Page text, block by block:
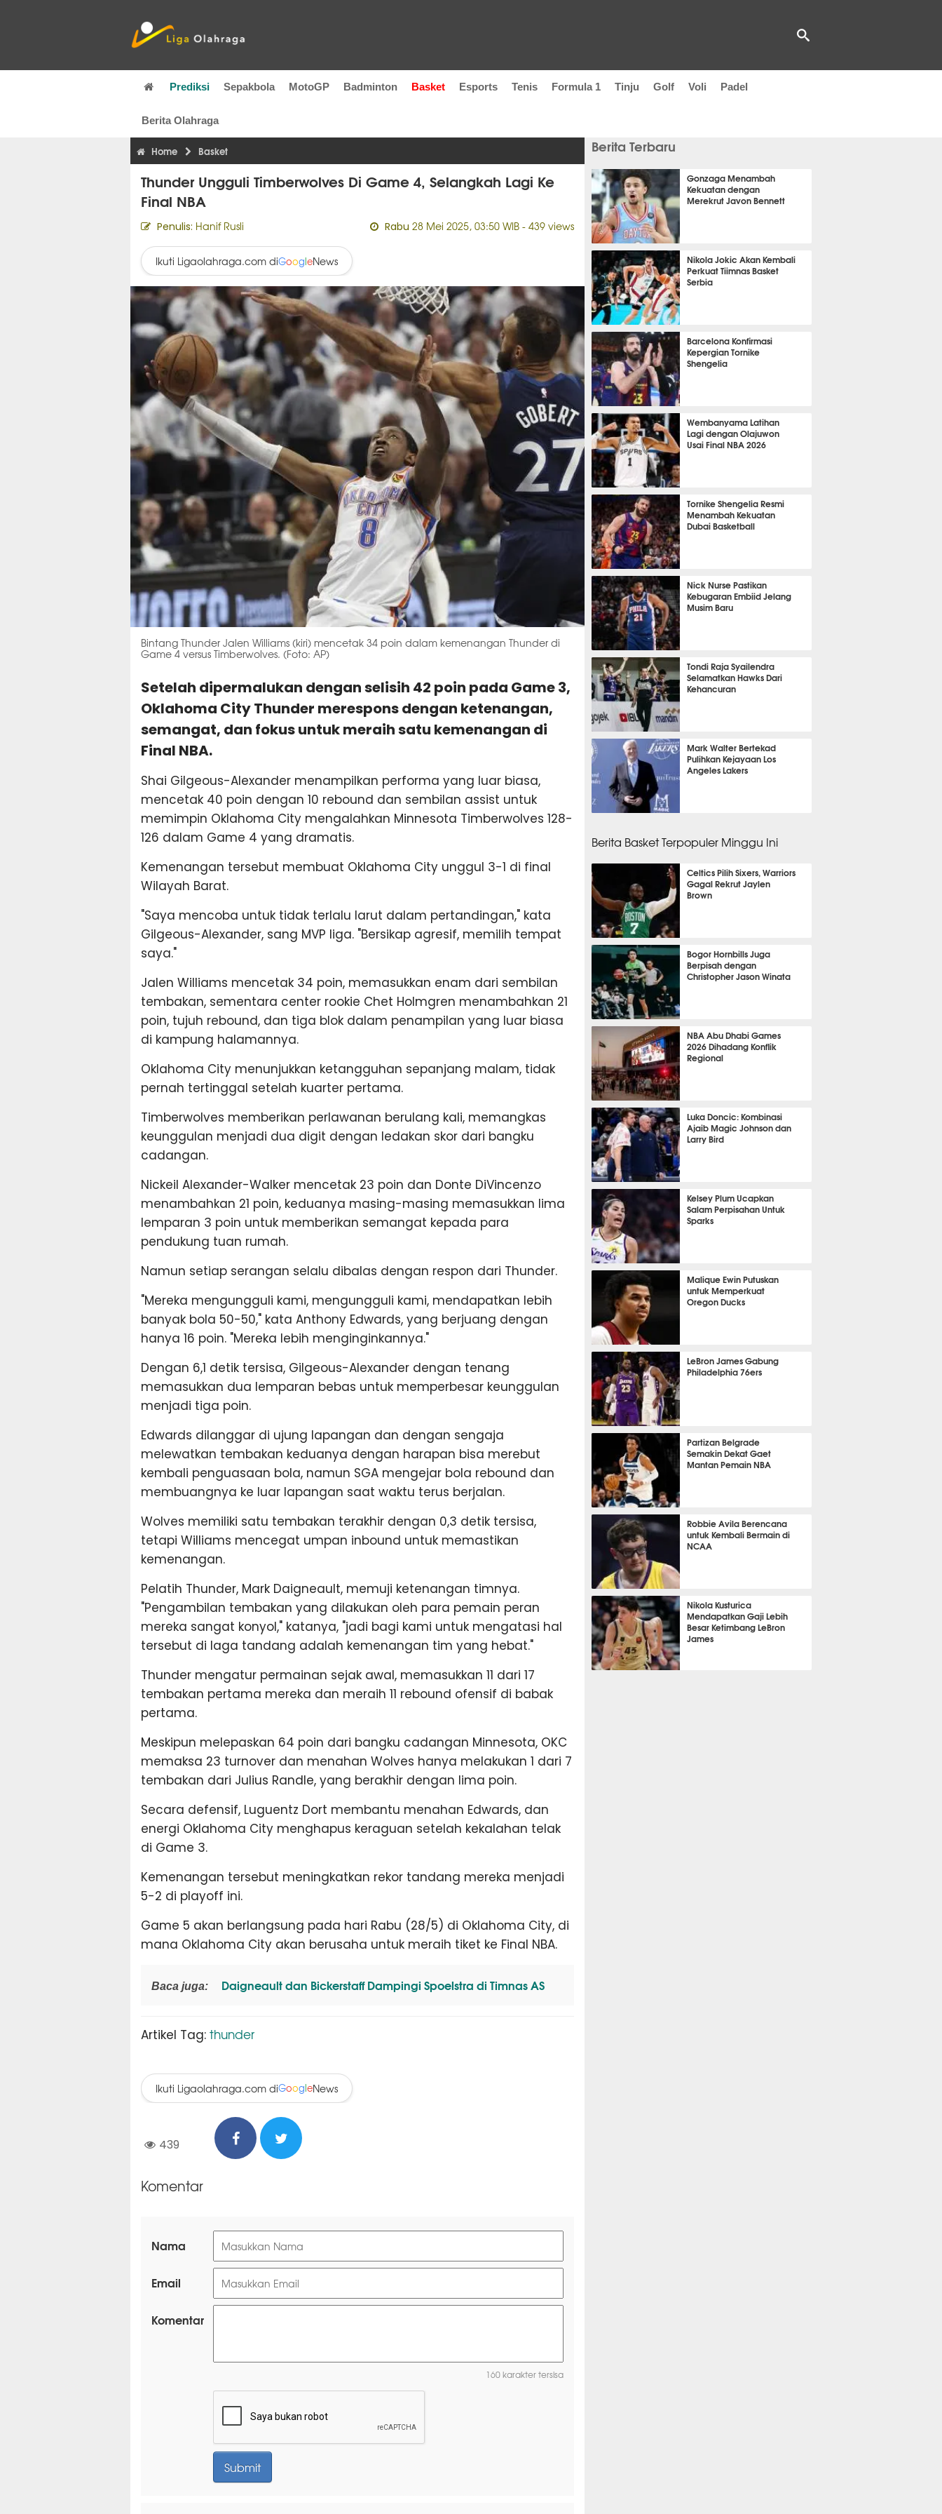
Prediksi Sepakbola MotoGP Badminton Basket Esports Tenis Formula 1 Tinju Golf Voli Padel
Berita Olahraga
Home Basket
Thunder Ungguli Timberwolves Di Game 4, Selangkah Lagi Ke
Final NBA
Penulis: Hanif Rusli Rabu 28 Mei 2025, 03:50 WIB- 439 views
Ikuti Ligaolahraga.com diGoogleNews
Bintang Thunder Jalen Williams (kiri) mencetak 34 poin dalam kemenangan Thunder di
Game 4 versus Timberwolves. (Foto: AP)
Setelah dipermalukan dengan selisih 42 poin pada Game 3,
Oklahoma City Thunder merespons dengan ketenangan,
semangat, dan fokus untuk meraih satu kemenangan di
Final NBA.
Shai Gilgeous-Alexander menampilkan performa yang luar biasa,
mencetak 40 poin dengan 10 rebound dan sembilan assist untuk
memimpin Oklahoma City mengalahkan Minnesota Timberwolves 128-
126 dalam Game 4 yang dramatis.
Kemenangan tersebut membuat Oklahoma City unggul 3-1 di final
Wilayah Barat.
"Saya mencoba untuk tidak terlalu larut dalam pertandingan," kata
Gilgeous-Alexander, sang MVP liga. "Bersikap agresif, memilih tempat
saya."
Jalen Williams mencetak 34 poin, memasukkan enam dari sembilan
tembakan, sementara center rookie Chet Holmgren menambahkan 21
poin, tujuh rebound, dan tiga blok dalam penampilan yang luar biasa
di kampung halamannya.
Oklahoma City menunjukkan ketangguhan sepanjang malam, tidak
pernah tertinggal setelah kuarter pertama.
Timberwolves memberikan perlawanan berulang kali, memangkas
keunggulan menjadi dua digit dengan ledakan skor dari bangku
cadangan.
Nickeil Alexander-Walker mencetak 23 poin dan Donte DiVincenzo
menambahkan 21 poin, keduanya masing-masing memasukkan lima
lemparan 3 poin untuk memberikan semangat kepada para
pendukung tuan rumah.
Namun setiap serangan selalu dibalas dengan respon dari Thunder.
"Mereka mengungguli kami, mengungguli kami, mendapatkan lebih
banyak bola 50-50," kata Anthony Edwards, yang berjuang dengan
hanya 16 poin. "Mereka lebih menginginkannya."
Dengan 6,1 detik tersisa, Gilgeous-Alexander dengan tenang
memasukkan dua lemparan bebas untuk memperbesar keunggulan
menjadi tiga poin.
Edwards dilanggar di ujung lapangan dan dengan sengaja
melewatkan tembakan keduanya dengan harapan bisa merebut
kembali penguasaan bola, namun SGA mengejar bola rebound dan
membuangnya ke luar lapangan saat waktu terus berjalan.
Wolves memiliki satu tembakan terakhir dengan 0,3 detik tersisa,
tetapi Williams mencegat umpan inbound untuk memastikan
kemenangan.
Pelatih Thunder, Mark Daigneault, memuji ketenangan timnya.
"Pengambilan tembakan yang dilakukan oleh para pemain peran
mereka sangat konyol," katanya, "jadi bagi kami untuk mengatasi hal
tersebut di laga tandang adalah kemenangan tim yang hebat."
Thunder mengatur permainan sejak awal, memasukkan 11 dari 17
tembakan pertama mereka dan meraih 11 rebound ofensif di babak
pertama.
Meskipun melepaskan 64 poin dari bangku cadangan Minnesota, OKC
memaksa 23 turnover dan menahan Wolves hanya melakukan 1 dari 7
tembakan dari Julius Randle, yang berakhir dengan lima poin.
Secara defensif, Luguentz Dort membantu menahan Edwards, dan
energi Oklahoma City menghapus keraguan setelah kekalahan telak
di Game 3.
Kemenangan tersebut meningkatkan rekor tandang mereka menjadi
5-2 di playoff ini.
Game 5 akan berlangsung pada hari Rabu (28/5) di Oklahoma City, di
mana Oklahoma City akan berusaha untuk meraih tiket ke Final NBA.
Baca juga: Daigneault dan Bickerstaff Dampingi Spoelstra di Timnas AS
Artikel Tag: thunder
Ikuti Ligaolahraga.com diGoogleNews
439
Komentar
Nama
Email
Komentar
160 karakter tersisa
Berita Terbaru
Gonzaga Menambah
Kekuatan dengan
Merekrut Javon Bennett
8 jam 53 menit lalu
Nikola Jokic Akan Kembali
Perkuat Tiimnas Basket
Serbia
9 jam 42 menit lalu
Barcelona Konfirmasi
Kepergian Tornike
Shengelia
11 jam 15 menit lalu
Wembanyama Latihan
Lagi dengan Olajuwon
Usai Final NBA 2026
11 jam 48 menit lalu
Tornike Shengelia Resmi
Menambah Kekuatan
Dubai Basketball
12 jam 1 menit lalu
Nick Nurse Pastikan
Kebugaran Embiid Jelang
Musim Baru
12 jam 36 menit lalu
Tondi Raja Syailendra
Selamatkan Hawks Dari
Kehancuran
13 jam lalu
Mark Walter Bertekad
Pulihkan Kejayaan Los
Angeles Lakers
Berita Basket Terpopuler Minggu Ini
Celtics Pilih Sixers, Warriors
Gagal Rekrut Jaylen
Brown
BASKET
Bogor Hornbills Juga
Berpisah dengan
Christopher Jason Winata
BASKET
NBA Abu Dhabi Games
2026 Dihadang Konflik
Regional
BASKET
Luka Doncic: Kombinasi
Ajaib Magic Johnson dan
Larry Bird
BASKET
Kelsey Plum Ucapkan
Salam Perpisahan Untuk
Sparks
BASKET
Malique Ewin Putuskan
untuk Memperkuat
Oregon Ducks
BASKET
LeBron James Gabung
Philadelphia 76ers
BASKET
Partizan Belgrade
Semakin Dekat Gaet
Mantan Pemain NBA
BASKET
Robbie Avila Berencana
untuk Kembali Bermain di
NCAA
BASKET
Nikola Kusturica
Mendapatkan Gaji Lebih
Besar Ketimbang LeBron
James